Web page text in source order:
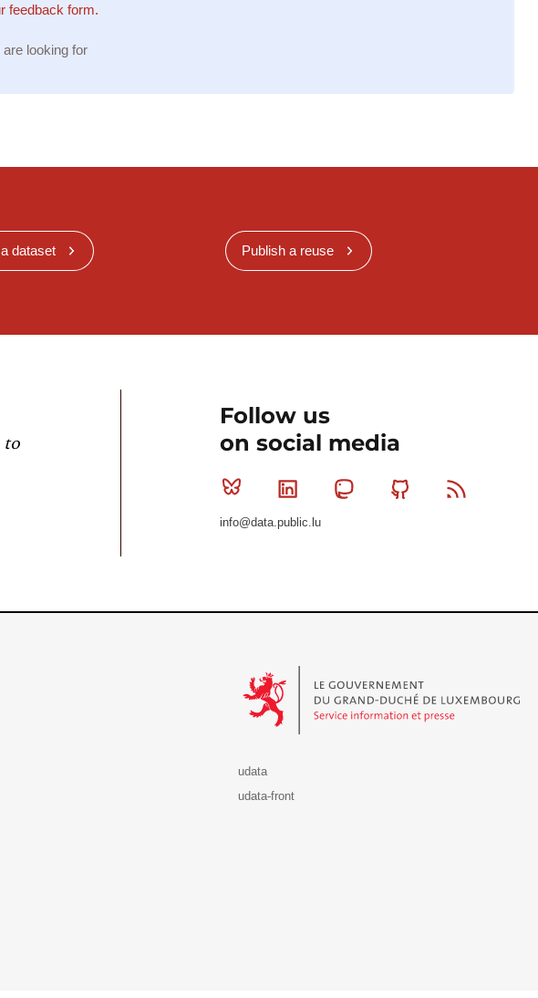
feedback form.
looking for
dataset Publish a reuse
to
Follow us
on social media
Bluesky Linkedin MastodonGithub
info@data.public.lu
udata
udata-front